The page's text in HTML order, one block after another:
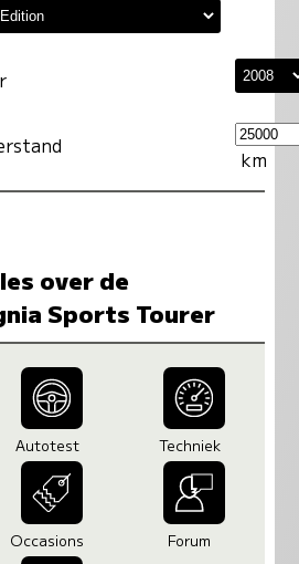
km
over de
Sports Tourer
Autotest Techniek
Occasions Forum